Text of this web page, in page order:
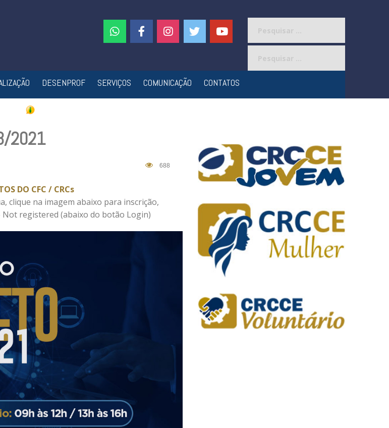
DESENPROF SERVIÇOS COMUNICAÇÃO CONTATOS
2021
688
DO CFC / CRCs
clique na imagem abaixo para inscrição,
Not registered (abaixo do botão Login)